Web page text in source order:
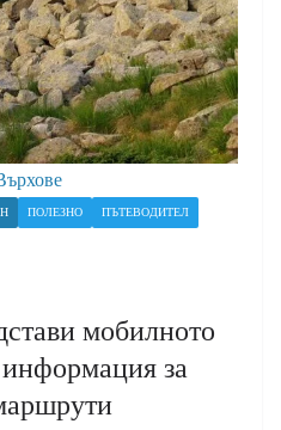
ПОЛЕЗНО ПЪТЕВОДИТЕЛ
мобилното
за